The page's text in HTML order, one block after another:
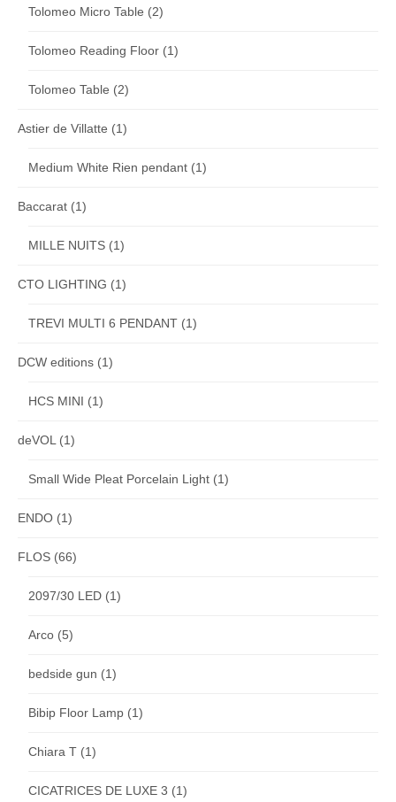
Tolomeo Micro Table (2)
Tolomeo Reading Floor (1)
Tolomeo Table (2)
Astier de Villatte (1)
Medium White Rien pendant (1)
Baccarat (1)
MILLE NUITS (1)
CTO LIGHTING (1)
TREVI MULTI 6 PENDANT (1)
DCW editions (1)
HCS MINI (1)
deVOL (1)
Small Wide Pleat Porcelain Light (1)
ENDO (1)
FLOS (66)
2097/30 LED (1)
Arco (5)
bedside gun (1)
Bibip Floor Lamp (1)
Chiara T (1)
CICATRICES DE LUXE 3 (1)